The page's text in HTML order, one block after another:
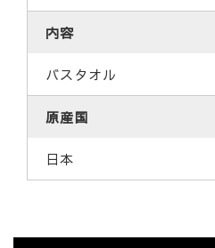
内容
バスタオル
原産国
日本